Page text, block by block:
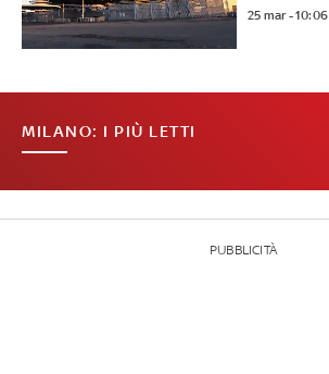
25 mar - 10:06
MILANO: I PIÙ LETTI
PUBBLICITÀ